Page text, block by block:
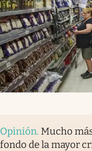
Opinión. Mucho
fondo de la mayor